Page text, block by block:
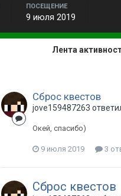
ПОСЕЩЕНИЕ
9 июля 2019
Лента
Сброс квестов
jove159487263
Окей, спасибо)
9 июля 2019 3
Сброс квестов